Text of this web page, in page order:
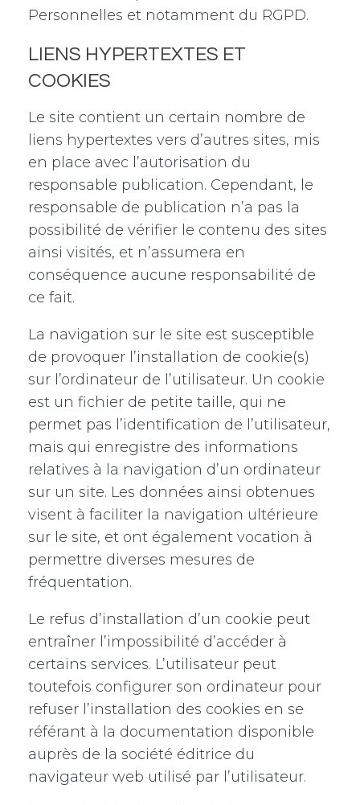
Personnelles et notamment du RGPD.
LIENS HYPERTEXTES ET
COOKIES
Le site contient un certain nombre de
liens hypertextes vers d’autres sites, mis
en place avec l’autorisation du
responsable publication. Cependant, le
responsable de publication n’a pas la
possibilité de vérifier le contenu des sites
ainsi visités, et n’assumera en
conséquence aucune responsabilité de
ce fait.
La navigation sur le site est susceptible
de provoquer l’installation de cookie(s)
sur l’ordinateur de l’utilisateur. Un cookie
est un fichier de petite taille, qui ne
permet pas l’identification de l’utilisateur,
mais qui enregistre des informations
relatives à la navigation d’un ordinateur
sur un site. Les données ainsi obtenues
visent à faciliter la navigation ultérieure
sur le site, et ont également vocation à
permettre diverses mesures de
fréquentation.
Le refus d’installation d’un cookie peut
entraîner l’impossibilité d’accéder à
certains services. L’utilisateur peut
toutefois configurer son ordinateur pour
refuser l’installation des cookies en se
référant à la documentation disponible
auprès de la société éditrice du
navigateur web utilisé par l’utilisateur.